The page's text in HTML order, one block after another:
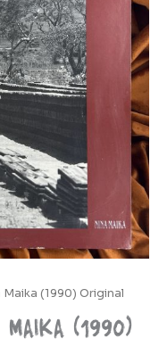
(1990) Original
(1990)